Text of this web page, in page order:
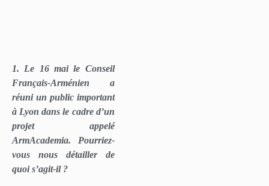
1. Le 16 mai le Conseil
Français-Arménien a
réuni un public important
à Lyon dans le cadre d’un
projet appelé
ArmAcademia. Pourriez-
vous nous détailler de
quoi s’agit-il ?